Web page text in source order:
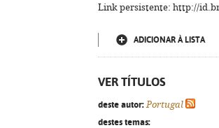
Link persistente: http://
ADICIONAR À LISTA
VER TÍTULOS
deste autor: Portugal
destes temas: